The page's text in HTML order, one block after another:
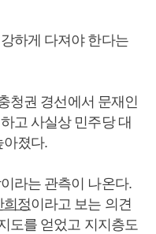
하게 다져야 한다는
청권 경선에서 문재인
고 사실상 민주당 대
아졌다.
라는 관측이 나온다.
희정이라고 보는 의견
도를 얻었고 지지층도